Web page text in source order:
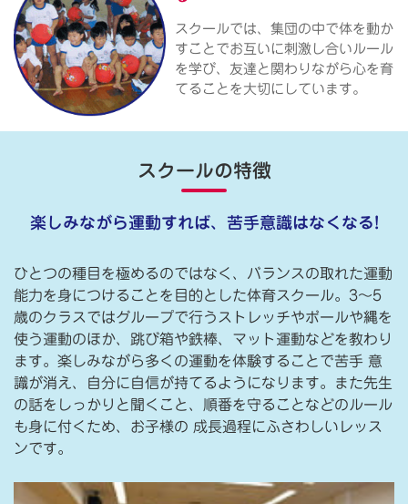
スクールでは、集団の中で体を動か
すことでお互いに刺激し合いルール
を学び、友達と関わりながら心を育
てることを大切にしています。
スクールの特徴
楽しみながら運動すれば、苦手意識はなくなる!
ひとつの種目を極めるのではなく、バランスの取れた運動
能力を身につけることを目的とした体育スクール。3〜5
歳のクラスではグループで行うストレッチやボールや縄を
使う運動のほか、跳び箱や鉄棒、マット運動などを教わり
ます。楽しみながら多くの運動を体験することで苦手 意
識が消え、自分に自信が持てるようになります。また先生
の話をしっかりと聞くこと、順番を守ることなどのルール
も身に付くため、お子様の 成長過程にふさわしいレッス
ンです。